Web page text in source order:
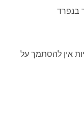
בנפרד
אין להסתמך על